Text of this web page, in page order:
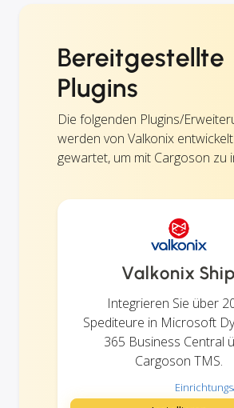
Bereitgestellte
Plugins
Die folgenden Plugins/
werden von Valkonix
gewartet, um mit Cargoson zu
Valkonix Ship
Integrieren Sie über
Spediteure in Microsoft
365 Business Central
Cargoson TMS.